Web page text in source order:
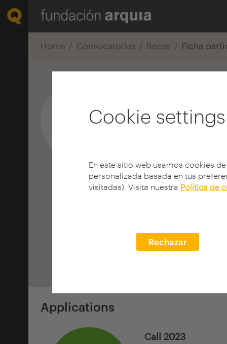
Cookie settings
En este sitio web usamos cookies
personalizada basada en tus
visitadas). Visita nuestra Política de
Rechazar
Home Convocatorias Becas Ficha
Arquitecto
E.T.S.A - Vallès - UPC
Applications
Call 2023